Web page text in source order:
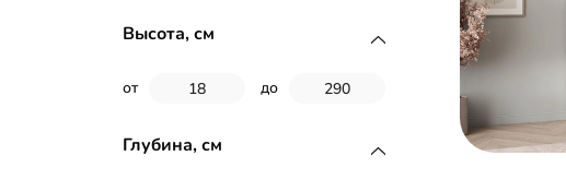
Витрина
ТВ-тумба
Распашной шкаф
Высота, см
от до
Глубина, см